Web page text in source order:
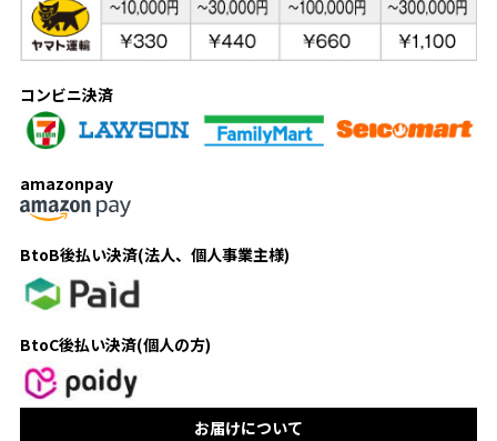
コンビニ決済
amazonpay
BtoB後払い決済(法人、個人事業主様)
BtoC後払い決済(個人の方)
お届けについて